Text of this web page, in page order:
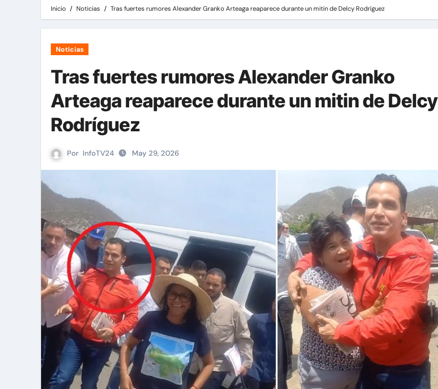
Inicio Noticias Tras fuertes rumores Alexander Granko Arteaga reaparece durante un mitin de Delcy Rodríguez
Noticias
Tras fuertes rumores Alexander Granko
Arteaga reaparece durante un mitin de Delcy
Rodríguez
Por InfoTV24 May 29, 2026